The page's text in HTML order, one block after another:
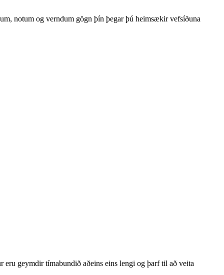
notum og verndum gögn þín þegar þú heimsækir vefsíðuna
geymdir tímabundið aðeins eins lengi og þarf til að veita